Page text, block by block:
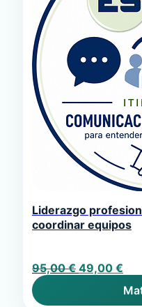
Liderazgo
coordinar equipos
95,00€ El
49,00 €